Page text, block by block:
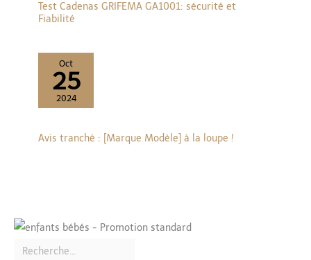
Test Cadenas GRIFEMA GA1001: sécurité et
Fiabilité
Oct
25
2024
Avis tranché : [Marque Modèle] à la loupe !